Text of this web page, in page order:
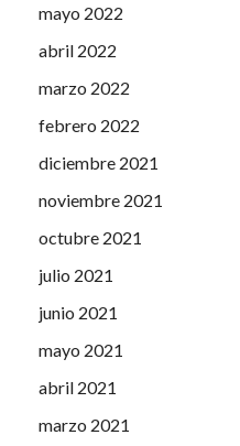
mayo 2022
abril 2022
marzo 2022
febrero 2022
diciembre 2021
noviembre 2021
octubre 2021
julio 2021
junio 2021
mayo 2021
abril 2021
marzo 2021